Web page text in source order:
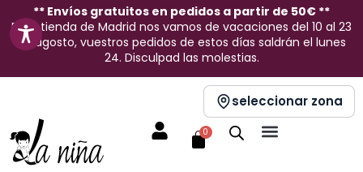
contenido
** Envíos gratuitos en pedidos a partir de 50€ **
En la tienda de Madrid nos vamos de vacaciones del 10 al 23
de agosto, vuestros pedidos de estos días saldrán el lunes
24. Disculpad las molestias.
seleccionar zona
0
Carrito